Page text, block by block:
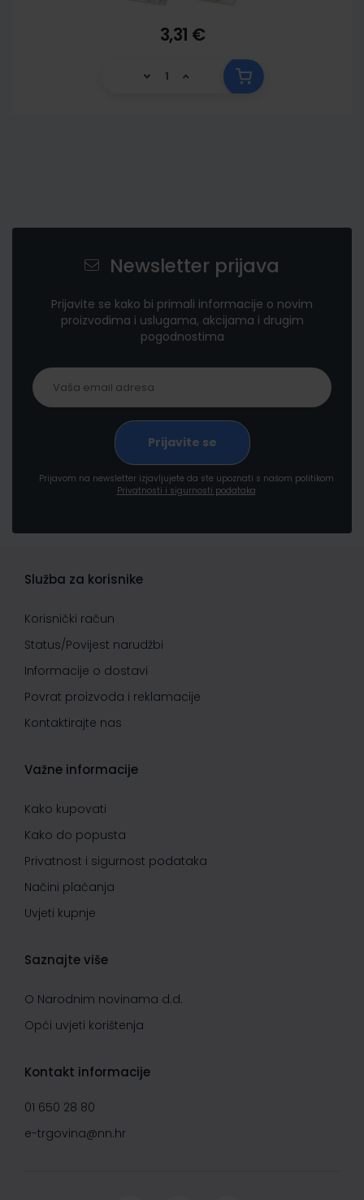
3,31 €
Newsletter prijava
Prijavite se kako bi primali informacije o novim
proizvodima i uslugama, akcijama i drugim
pogodnostima
Prijavom na newsletter izjavljujete da ste upoznati s našom politikom
Privatnosti i sigurnosti podataka
Služba za korisnike
Korisnički račun
Status/Povijest narudžbi
Informacije o dostavi
Povrat proizvoda i reklamacije
Kontaktirajte nas
Važne informacije
Kako kupovati
Kako do popusta
Privatnost i sigurnost podataka
Načini plaćanja
Uvjeti kupnje
Saznajte više
O Narodnim novinama d.d.
Opći uvjeti korištenja
Kontakt informacije
01 650 28 80
e-trgovina@nn.hr